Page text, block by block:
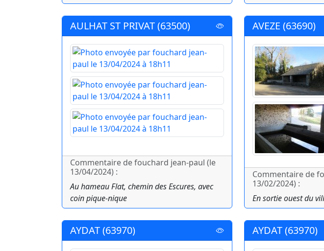
AULHAT ST PRIVAT (63500)
Commentaire de fouchard jean-paul (le
13/04/2024) :
Au hameau Flat, chemin des Escures, avec
coin pique-nique
AVEZE (63690)
Commentaire de
13/02/2024) :
En sortie ouest du
AYDAT (63970) AYDAT (63970)